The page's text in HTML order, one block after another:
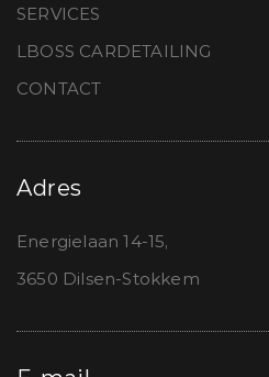
SERVICES
LBOSS CARDETAILING
CONTACT
Adres
Energielaan 14-15,
3650 Dilsen-Stokkem